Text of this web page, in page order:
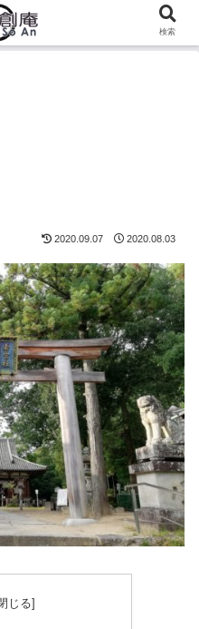
2020.09.07 2020.08.03
検索